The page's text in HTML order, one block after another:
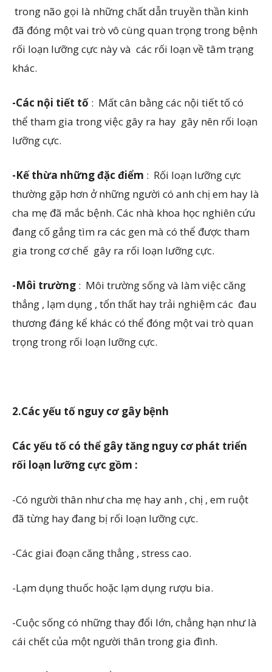
trong não gọi là những chất dẫn truyền thần kinh
đã đóng một vai trò vô cùng quan trọng trong bệnh
rối loạn lưỡng cực này và các rối loạn về tâm trạng
khác.
-Các nội tiết tố : Mất cân bằng các nội tiết tố có
thể tham gia trong việc gây ra hay gây nên rối loạn
lưỡng cực.
-Kế thừa những đặc điểm : Rối loạn lưỡng cực
thường gặp hơn ở những người có anh chị em hay là
cha mẹ đã mắc bệnh. Các nhà khoa học nghiên cứu
đang cố gắng tìm ra các gen mà có thể được tham
gia trong cơ chế gây ra rối loạn lưỡng cực.
-Môi trường : Môi trường sống và làm việc căng
thẳng , lạm dụng , tổn thất hay trải nghiệm các đau
thương đáng kể khác có thể đóng một vai trò quan
trọng trong rối loạn lưỡng cực.
2.Các yếu tố nguy cơ gây bệnh
Các yếu tố có thể gây tăng nguy cơ phát triển
rối loạn lưỡng cực gồm :
-Có người thân như cha mẹ hay anh , chị , em ruột
đã từng hay đang bị rối loạn lưỡng cực.
-Các giai đoạn căng thẳng , stress cao.
-Lạm dụng thuốc hoặc lạm dụng rượu bia.
-Cuộc sống có những thay đổi lớn, chẳng hạn như là
cái chết của một người thân trong gia đình.